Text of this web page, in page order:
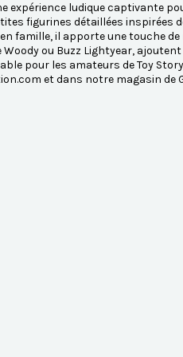
expérience ludique captivante
figurines détaillées inspirées
famille, il apporte une touche
ou Buzz Lightyear,
pour les amateurs de Toy
et dans notre magasin de